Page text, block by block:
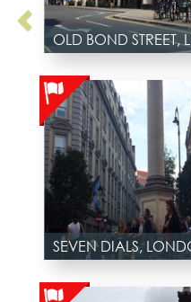
OLD BOND STREET,
SEVEN DIALS,